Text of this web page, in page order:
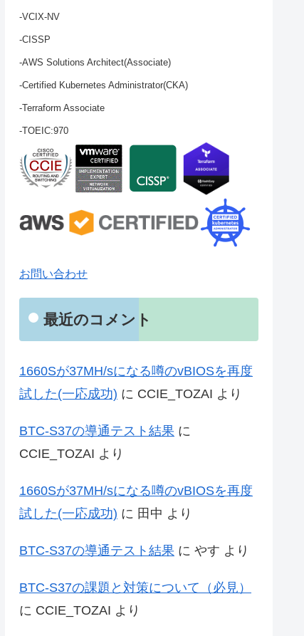
-VCIX-NV
-CISSP
-AWS Solutions Architect(Associate)
-Certified Kubernetes Administrator(CKA)
-Terraform Associate
-TOEIC:970
お問い合わせ
最近のコメント
1660Sが37MH/sになる噂のvBIOSを再度
試した(一応成功) に CCIE_TOZAI より
BTC-S37の導通テスト結果 に
CCIE_TOZAI より
1660Sが37MH/sになる噂のvBIOSを再度
試した(一応成功) に 田中 より
BTC-S37の導通テスト結果 に やす より
BTC-S37の課題と対策について（必見）
に CCIE_TOZAI より